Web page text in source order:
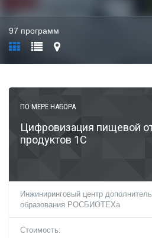
97 программ
ПО МЕРЕ НАБОРА
Цифровизация пищевой
продуктов 1С
Инжиниринговый центр
образования РОСБИОТЕХа
Стоимость: